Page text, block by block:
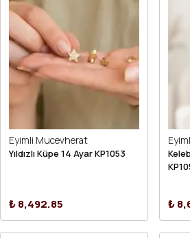
Eyimli Mucevherat
Yıldızlı Küpe 14 Ayar KP1053
₺ 8,492.85 ₺